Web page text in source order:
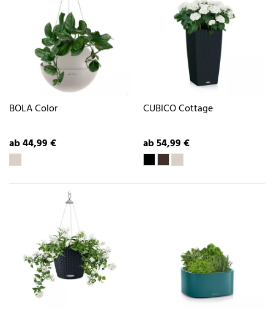
BOLA Color
ab 44,99 €
CUBICO Cottage
ab 54,99 €